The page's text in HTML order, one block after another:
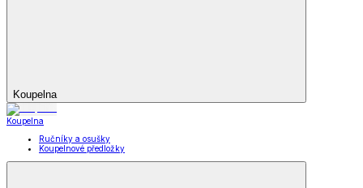
Koupelna
Koupelna
Ručníky a osušky
Koupelnové předložky